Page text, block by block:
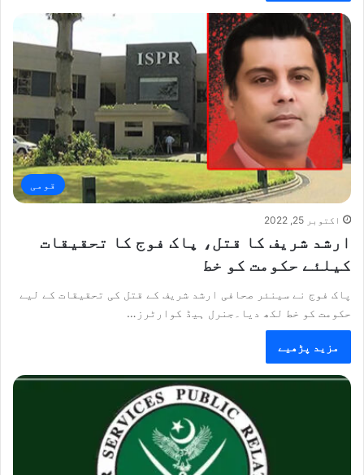
قومی
اکتوبر 25, 2022
ارشد شریف کا قتل، پاک فوج کا تحقیقات
کیلئے حکومت کو خط
پاک فوج نے سینئر صحافی ارشد شریف کے قتل کی تحقیقات کے لیے
حکومت کو خط لکھ دیا۔جنرل ہیڈ کوارٹرز…
مزید پڑھیے